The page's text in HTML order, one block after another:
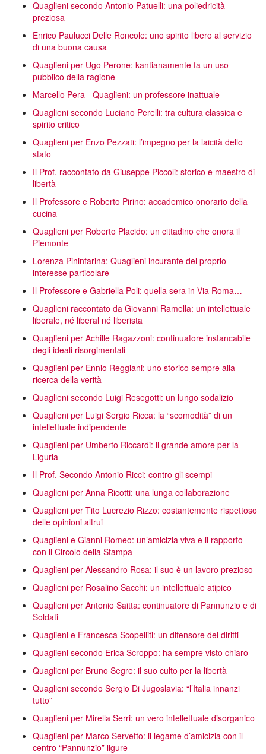
Quaglieni secondo Antonio Patuelli: una poliedricità
preziosa
Enrico Paulucci Delle Roncole: uno spirito libero al servizio
di una buona causa
Quaglieni per Ugo Perone: kantianamente fa un uso
pubblico della ragione
Marcello Pera - Quaglieni: un professore inattuale
Quaglieni secondo Luciano Perelli: tra cultura classica e
spirito critico
Quaglieni per Enzo Pezzati: l’impegno per la laicità dello
stato
Il Prof. raccontato da Giuseppe Piccoli: storico e maestro di
libertà
Il Professore e Roberto Pirino: accademico onorario della
cucina
Quaglieni per Roberto Placido: un cittadino che onora il
Piemonte
Lorenza Pininfarina: Quaglieni incurante del proprio
interesse particolare
Il Professore e Gabriella Poli: quella sera in Via Roma…
Quaglieni raccontato da Giovanni Ramella: un intellettuale
liberale, né liberal né liberista
Quaglieni per Achille Ragazzoni: continuatore instancabile
degli ideali risorgimentali
Quaglieni per Ennio Reggiani: uno storico sempre alla
ricerca della verità
Quaglieni secondo Luigi Resegotti: un lungo sodalizio
Quaglieni per Luigi Sergio Ricca: la “scomodità” di un
intellettuale indipendente
Quaglieni per Umberto Riccardi: il grande amore per la
Liguria
Il Prof. Secondo Antonio Ricci: contro gli scempi
Quaglieni per Anna Ricotti: una lunga collaborazione
Quaglieni per Tito Lucrezio Rizzo: costantemente rispettoso
delle opinioni altrui
Quaglieni e Gianni Romeo: un’amicizia viva e il rapporto
con il Circolo della Stampa
Quaglieni per Alessandro Rosa: il suo è un lavoro prezioso
Quaglieni per Rosalino Sacchi: un intellettuale atipico
Quaglieni per Antonio Saitta: continuatore di Pannunzio e di
Soldati
Quaglieni e Francesca Scopelliti: un difensore dei diritti
Quaglieni secondo Erica Scroppo: ha sempre visto chiaro
Quaglieni per Bruno Segre: il suo culto per la libertà
Quaglieni secondo Sergio Di Jugoslavia: “l’Italia innanzi
tutto”
Quaglieni per Mirella Serri: un vero intellettuale disorganico
Quaglieni per Marco Servetto: il legame d’amicizia con il
centro “Pannunzio” ligure